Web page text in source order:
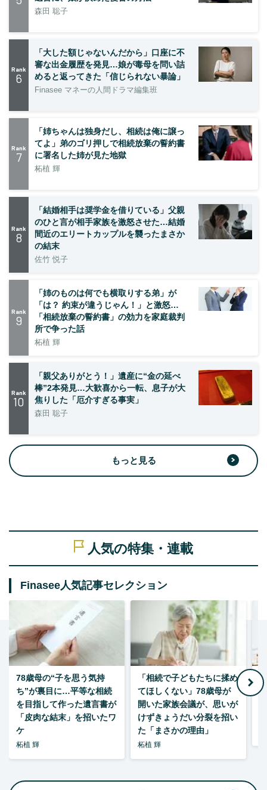
森田 聡子
Rank
6
「大した額じゃないんだから」口座に不
審な出金履歴を発見…娘が毒母を問い詰
めると返ってきた「信じられない暴論」
Finasee マネーの人間ドラマ編集班
Rank
7
「姉ちゃんは独身だし、相続は俺に譲っ
てよ」弟のゴリ押しで相続放棄の誓約書
に署名した姉が見た地獄
柘植 輝
Rank
8
「結婚相手は奨学金を借りている」父親
のひと言が相手家族を激怒させた…結婚
間近のエリートカップルを襲ったまさか
の結末
佐竹 悦子
Rank
9
「姉のものは何でも横取りする弟」が
「は？ 約束が違うじゃん！」と激怒…
「相続放棄の誓約書」の効力を家庭裁判
所で争った話
柘植 輝
Rank
10
「親父ありがとう！」遺産に“金の延べ
棒”2本発見…大歓喜から一転、息子が大
焦りした「厄介すぎる事実」
森田 聡子
もっと見る
人気の特集・連載
Finasee人気記事セレクション
78歳母の“子を思う気持
ち”が裏目に…平等な相続
を目指して作った遺言書が
「皮肉な結末」を招いたワ
ケ
柘植 輝
「相続で子どもたちに揉め
てほしくない」78歳母が
開いた家族会議が、思いが
けずきょうだい分裂を招い
た「まさかの理由」
柘植 輝